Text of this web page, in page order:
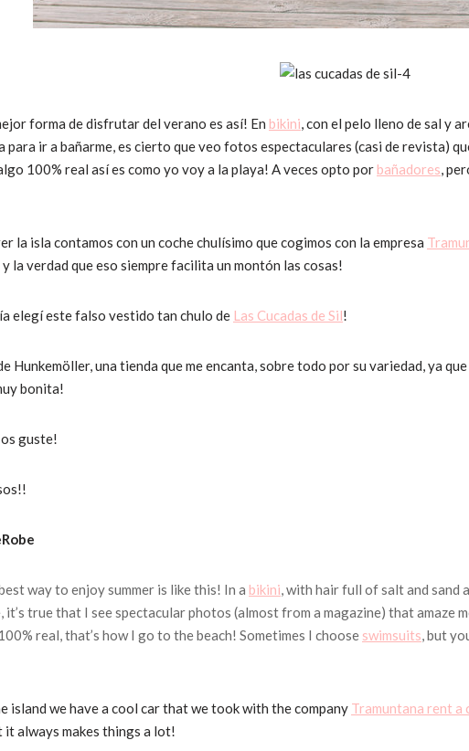
forma de disfrutar del verano es así! En bikini, con el pelo lleno de sal y
para ir a bañarme, es cierto que veo fotos espectaculares (casi de revista)
100% real así es como yo voy a la playa! A veces opto por bañadores,
la isla contamos con un coche chulísimo que cogimos con la empresa
la verdad que eso siempre facilita un montón las cosas!
elegí este falso vestido tan chulo de Las Cucadas de Sil!
Hunkemöller, una tienda que me encanta, sobre todo por su variedad, ya
bonita!
guste!
way to enjoy summer is like this! In a bikini, with hair full of salt and sand
it’s true that I see spectacular photos (almost from a magazine) that amaze
real, that’s how I go to the beach! Sometimes I choose swimsuits, but
island we have a cool car that we took with the company Tramuntana rent a
always makes things a lot!